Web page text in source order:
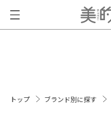
トップ ブランド別に探す